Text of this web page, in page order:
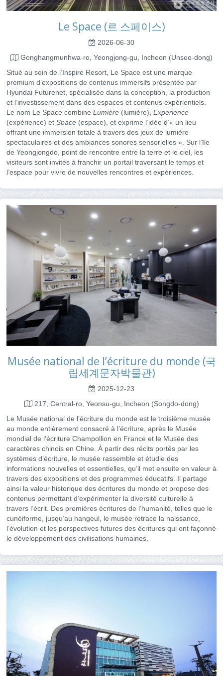
Le Space (르 스페이스)
2026-06-30
Gonghangmunhwa-ro, Yeongjong-gu, Incheon (Unseo-dong)
Situé au sein de l’Inspire Resort, Le Space est une marque
premium d’expositions de contenus immersifs présentée par
Hyundai Futurenet, spécialisée dans la conception, la production
et l’investissement dans des espaces et contenus expérientiels.
Le nom Le Space combine Lumière (lumière), Experience
(expérience) et Space (espace), et exprime l’idée d’« un lieu
offrant une immersion totale à travers des jeux de lumière
spectaculaires et des ambiances sonores sensorielles ». Sur l’île
de Yeongjongdo, point de rencontre entre la terre et le ciel, les
visiteurs sont invités à franchir un portail traversant le temps et
l’espace pour vivre de nouvelles rencontres et expériences.
Musée national de l’écriture du monde (국
립세계문자박물관)
2025-12-23
217, Central-ro, Yeonsu-gu, Incheon (Songdo-dong)
Le Musée national de l’écriture du monde est le troisième musée
au monde entièrement consacré à l’écriture, après le Musée
mondial de l’écriture Champollion en France et le Musée des
caractères chinois en Chine. À partir des récits portés par les
systèmes d’écriture, le musée rassemble et étudie des
informations nouvelles et essentielles, qu’il met ensuite en valeur à
travers des expositions et des programmes éducatifs. Il partage
ainsi la valeur historique des écritures du monde et propose des
contenus permettant d’expérimenter la diversité culturelle à
travers l’écrit. Des premières écritures de l’humanité, telles que le
cunéiforme, jusqu’au hangeul, le musée retrace la naissance,
l’évolution et les perspectives futures des écritures qui ont façonné
le développement des civilisations humaines.